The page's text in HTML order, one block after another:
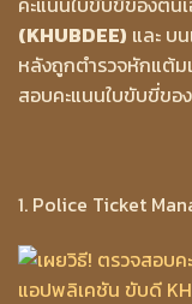
(KHUBDEE) และ บ
หลังถูกตำรวจหักแต้ม
สอบคะแนนใบขับขี่ขอ
1. Police Ticket